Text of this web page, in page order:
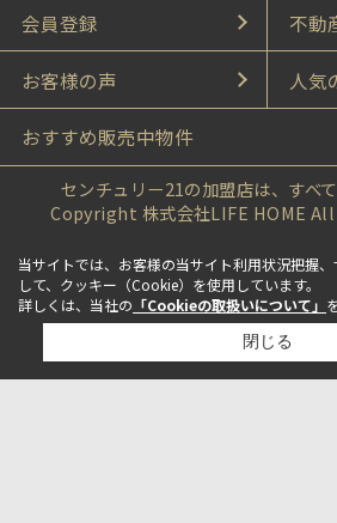
会員登録 不動
お客様の声 人気
おすすめ販売中物件
センチュリー21の加盟店は、すべ
Copyright 株式会社LIFE HOME
当サイトでは、お客様の当サイト利用状況把握
して、クッキー（Cookie）を使用しています。
詳しくは、当社の 「Cookieの取扱いについて」
閉じる